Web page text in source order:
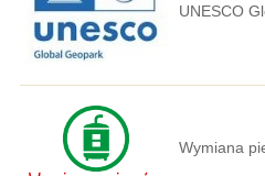
UNESCO
Wymiana